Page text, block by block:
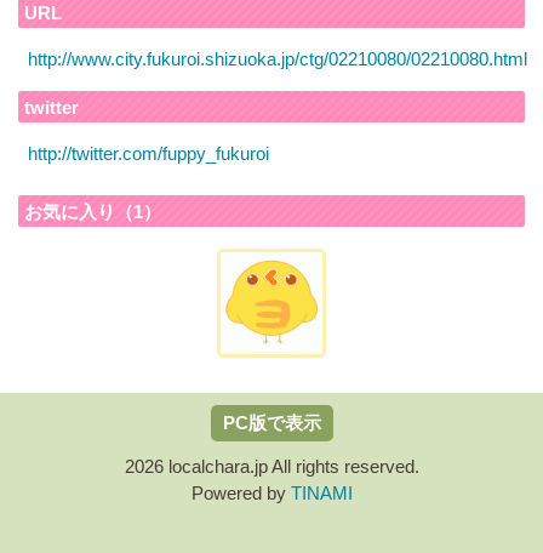
URL
http://www.city.fukuroi.shizuoka.jp/ctg/02210080/02210080.html
twitter
http://twitter.com/fuppy_fukuroi
お気に入り（1）
PC版で表示
2026 localchara.jp All rights reserved.
Powered by TINAMI